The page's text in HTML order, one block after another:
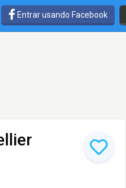
Entrar usando Facebook